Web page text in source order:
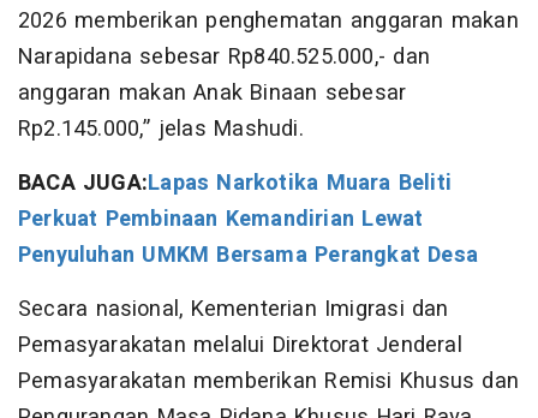
2026 memberikan penghematan anggaran makan
Narapidana sebesar Rp840.525.000,- dan
anggaran makan Anak Binaan sebesar
Rp2.145.000,” jelas Mashudi.
BACA JUGA:Lapas Narkotika Muara Beliti
Perkuat Pembinaan Kemandirian Lewat
Penyuluhan UMKM Bersama Perangkat Desa
Secara nasional, Kementerian Imigrasi dan
Pemasyarakatan melalui Direktorat Jenderal
Pemasyarakatan memberikan Remisi Khusus dan